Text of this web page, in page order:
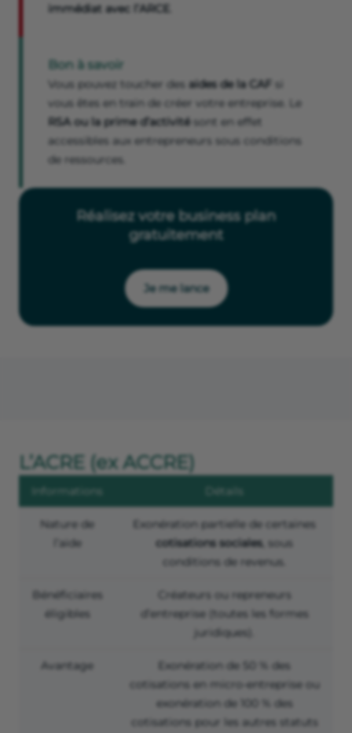
immédiat avec l’ARCE
Bon à savoir
Vous pouvez toucher des aides de la CAF si
vous êtes en train de créer votre entreprise. Le
RSA ou la prime d’activitésont en effet
accessibles aux entrepreneurs sous conditions
de ressources.
Réalisez votre business plan
gratuitement
Je me lance
L’ACRE (ex ACCRE)
Informations Détails
Nature de
l’aide
Exonération partielle de certaines
cotisations sociales, sous
conditions de revenus.
Bénéficiaires
éligibles
Créateurs ou repreneurs
d’entreprise (toutes les formes
juridiques).
Avantage
Exonération de 50 % des
cotisations en micro-entreprise ou
exonération de 100 % des
cotisations pour les autres statuts